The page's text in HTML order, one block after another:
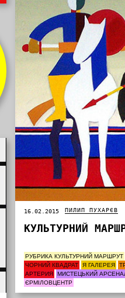
16.02.2015 ПИЛИП ПУХАРЄВ
КУЛЬТУРНИЙ
РУБРИКА КУЛЬТУРНИЙ МАРШРУТ
ЧОРНИЙ КВАДРАТ
Я ГАЛЕРЕЯ
АРТЕРИЯ
МИСТЕЦЬКИЙ
ЄРМІЛОВЦЕНТР